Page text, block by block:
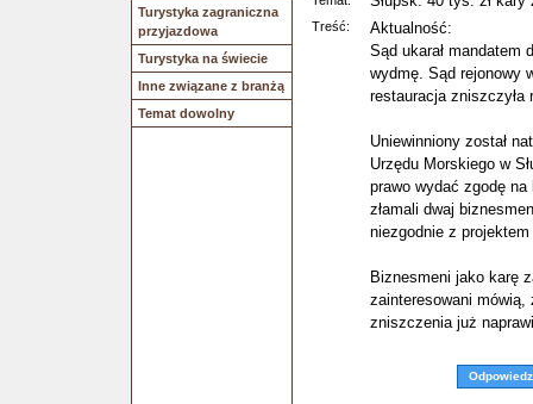
Turystyka zagraniczna
przyjazdowa
Turystyka na świecie
Inne związane z branżą
Temat dowolny
Treść:
Aktualność:
Sąd ukarał
wydmę. Sąd rejonowy
restauracja zniszczyła
Uniewinniony został
Urzędu Morskiego w
prawo wydać zgodę
złamali dwaj
niezgodnie z
Biznesmeni jako karę
zainteresowani mówią,
zniszczenia już
Odpowiedz